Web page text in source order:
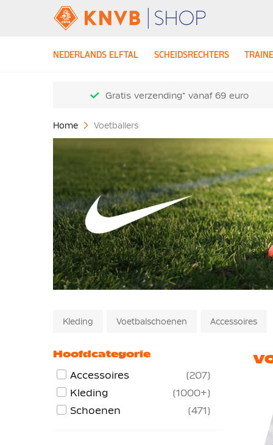
NEDERLANDS ELFTAL SCHEIDSRECHTERS
Gratis verzending* vanaf 69 euro
Home Voetballers
Kleding Voetbalschoenen Accessoires
Hoofdcategorie
Accessoires
207
Kleding
1000+
Schoenen
471